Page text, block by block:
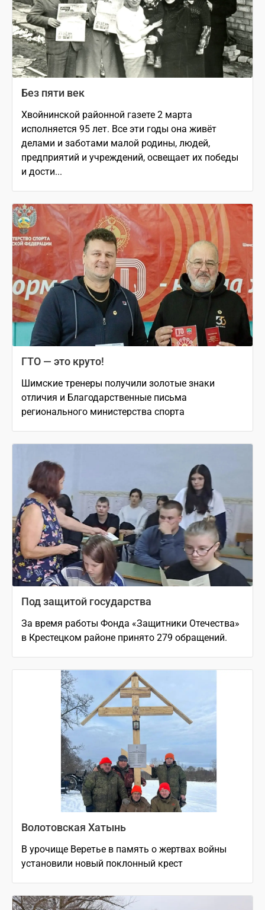
Без пяти век
Хвойнинской районной газете 2 марта
исполняется 95 лет. Все эти годы она живёт
делами и заботами малой родины, людей,
предприятий и учреждений, освещает их победы
и дости...
ГТО — это круто!
Шимские тренеры получили золотые знаки
отличия и Благодарственные письма
регионального министерства спорта
Под защитой государства
За время работы Фонда «Защитники Отечества»
в Крестецком районе принято 279 обращений.
Волотовская Хатынь
В урочище Веретье в память о жертвах войны
установили новый поклонный крест